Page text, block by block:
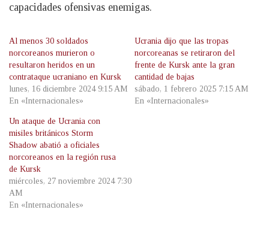
capacidades ofensivas enemigas.
Al menos 30 soldados
norcoreanos murieron o
resultaron heridos en un
contrataque ucraniano en Kursk
lunes, 16 diciembre 2024 9:15 AM
En «Internacionales»
Ucrania dijo que las tropas
norcoreanas se retiraron del
frente de Kursk ante la gran
cantidad de bajas
sábado, 1 febrero 2025 7:15 AM
En «Internacionales»
Un ataque de Ucrania con
misiles británicos Storm
Shadow abatió a oficiales
norcoreanos en la región rusa
de Kursk
miércoles, 27 noviembre 2024 7:30
AM
En «Internacionales»